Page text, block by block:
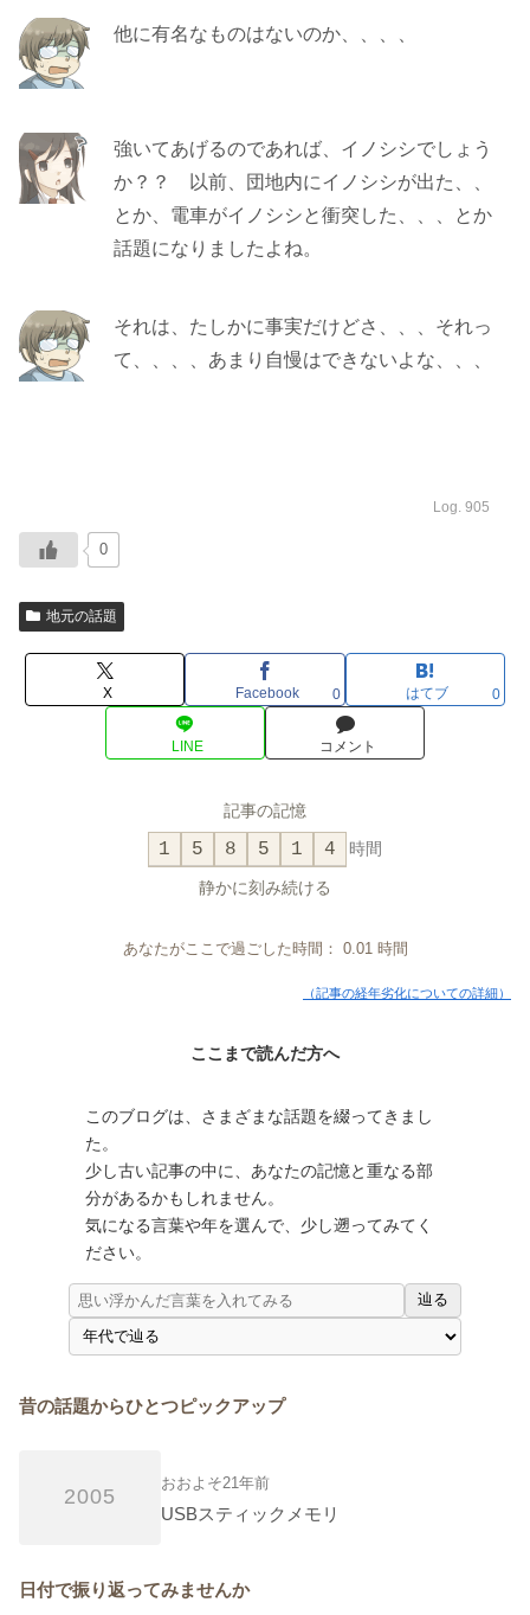
他に有名なものはないのか、、、、
強いてあげるのであれば、イノシシでしょう
か？？ 以前、団地内にイノシシが出た、、
とか、電車がイノシシと衝突した、、、とか
話題になりましたよね。
それは、たしかに事実だけどさ、、、それっ
て、、、、あまり自慢はできないよな、、、
Log. 905
0
地元の話題
X Facebook 0 はてブ 0
LINE コメント
記事の記憶
1 5 8 5 1 4 時間
静かに刻み続ける
あなたがここで過ごした時間： 0.01時間
（記事の経年劣化についての詳細）
ここまで読んだ方へ
このブログは、さまざまな話題を綴ってきまし
た。
少し古い記事の中に、あなたの記憶と重なる部
分があるかもしれません。
気になる言葉や年を選んで、少し遡ってみてく
ださい。
辿る
昔の話題からひとつピックアップ
2005
おおよそ21年前
USBスティックメモリ
日付で振り返ってみませんか